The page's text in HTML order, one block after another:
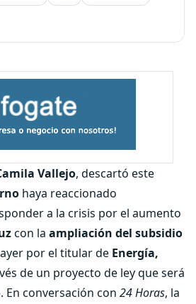
Vallejo, descartó este
haya reaccionado
a la crisis por el aumento
con la ampliación del subsidio
por el titular de Energía,
de un proyecto de ley que será
. En conversación con 24 Horas, la